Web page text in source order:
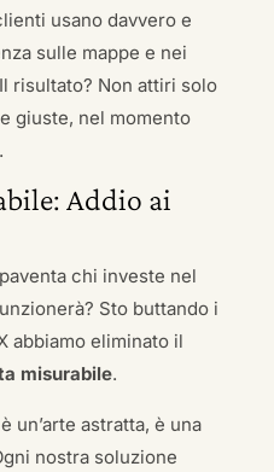
usano davvero e
sulle mappe e nei
risultato? Non attiri solo
giuste, nel momento
Addio ai
chi investe nel
Sto buttando i
abbiamo eliminato il
misurabile.
un’arte astratta, è una
nostra soluzione